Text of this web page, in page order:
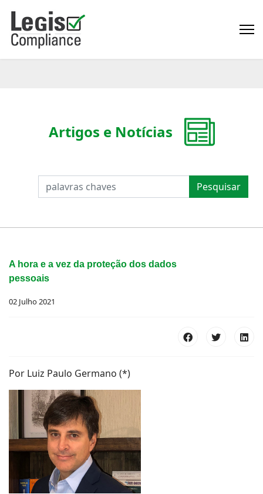
PESQUISAR Pesquisar
Artigos e Notícias
A hora e a vez da proteção dos dados
pessoais
02 Julho 2021
Por Luiz Paulo Germano (*)